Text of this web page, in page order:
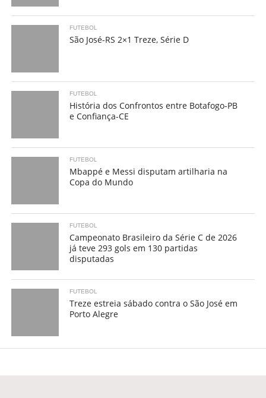
FUTEBOL
São José-RS 2×1 Treze, Série D
FUTEBOL
História dos Confrontos entre Botafogo-PB
e Confiança-CE
FUTEBOL
Mbappé e Messi disputam artilharia na
Copa do Mundo
FUTEBOL
Campeonato Brasileiro da Série C de 2026
já teve 293 gols em 130 partidas
disputadas
FUTEBOL
Treze estreia sábado contra o São José em
Porto Alegre